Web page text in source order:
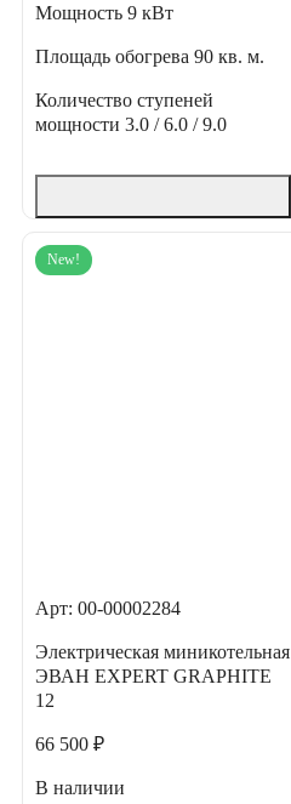
Мощность 9 кВт
Площадь обогрева 90 кв. м.
Количество ступеней
мощности 3.0 / 6.0 / 9.0
New!
Арт: 00-00002284
Электрическая миникотельная
ЭВАН EXPERT GRAPHITE
12
66 500 ₽
В наличии